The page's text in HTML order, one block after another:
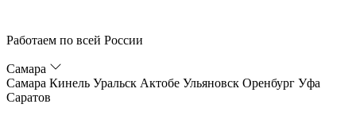
Работаем по всей России
Самара
Самара Кинель Уральск Актобе Ульяновск Оренбург Уфа
Саратов